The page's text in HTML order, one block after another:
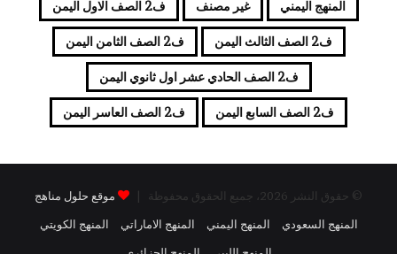
المنهج اليمني غير مصنف ف2 الصف الاول اليمن
ف2 الصف الثالث اليمن ف2 الصف الثامن اليمن
ف2 الصف الحادي عشر اول ثانوي اليمن
ف2 الصف السابع اليمن ف2 الصف العاسر اليمن
© حقوق النشر 2026، جميع الحقوق محفوظة |
موقع حلول مناهج
المنهج السعودي
المنهج اليمني المنهج الاماراتي
المنهج الكويتي